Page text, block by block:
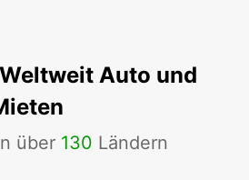
Auto und
über 130 Ländern